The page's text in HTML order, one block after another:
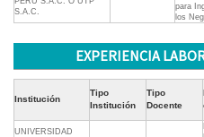
S.A.C.
para
los
EXPERIENCIA
Institución
Tipo
Institución
Tipo
Docente
UNIVERSIDAD